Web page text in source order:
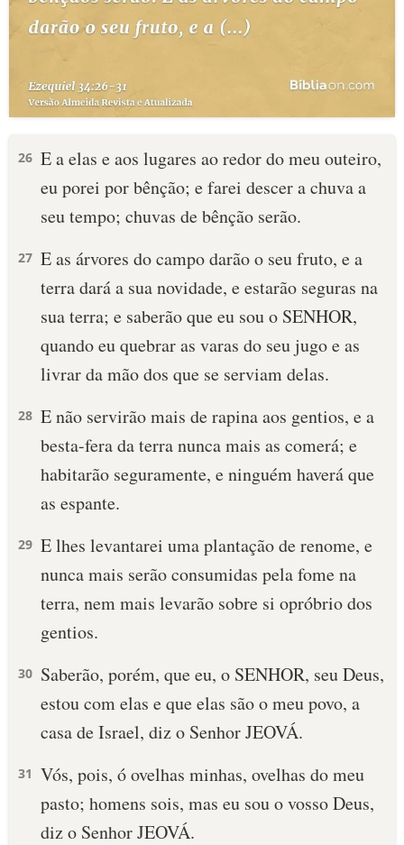
26 E a elas e aos lugares ao redor do meu outeiro,
eu porei por bênção; e farei descer a chuva a
seu tempo; chuvas de bênção serão.
27 E as árvores do campo darão o seu fruto, e a
terra dará a sua novidade, e estarão seguras na
sua terra; e saberão que eu sou o SENHOR,
quando eu quebrar as varas do seu jugo e as
livrar da mão dos que se serviam delas.
28 E não servirão mais de rapina aos gentios, e a
besta-fera da terra nunca mais as comerá; e
habitarão seguramente, e ninguém haverá que
as espante.
29 E lhes levantarei uma plantação de renome, e
nunca mais serão consumidas pela fome na
terra, nem mais levarão sobre si opróbrio dos
gentios.
30 Saberão, porém, que eu, o SENHOR, seu Deus,
estou com elas e que elas são o meu povo, a
casa de Israel, diz o Senhor JEOVÁ.
31 Vós, pois, ó ovelhas minhas, ovelhas do meu
pasto; homens sois, mas eu sou o vosso Deus,
diz o Senhor JEOVÁ.